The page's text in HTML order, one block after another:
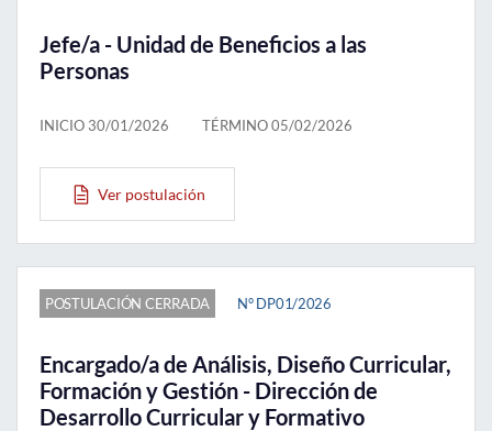
Jefe/a - Unidad de Beneficios a las
Personas
INICIO 30/01/2026 TÉRMINO 05/02/2026
Ver postulación
POSTULACIÓN CERRADA N° DP01/2026
Encargado/a de Análisis, Diseño Curricular,
Formación y Gestión - Dirección de
Desarrollo Curricular y Formativo